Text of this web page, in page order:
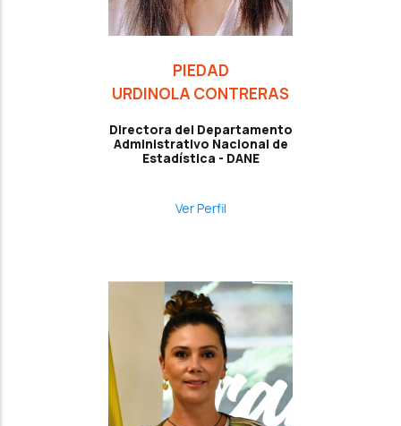
PIEDAD
URDINOLA CONTRERAS
Directora del Departamento
Administrativo Nacional de
Estadística - DANE
Ver Perfil